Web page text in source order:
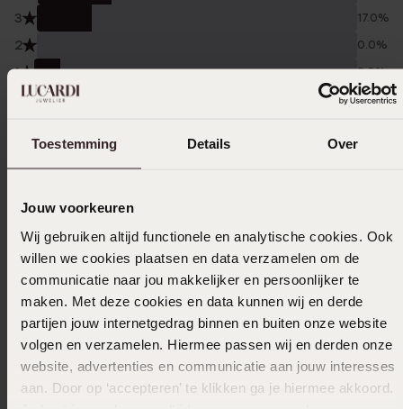
Toestemming Details Over
Jouw voorkeuren
Wij gebruiken altijd functionele en analytische cookies. Ook
willen we cookies plaatsen en data verzamelen om de
communicatie naar jou makkelijker en persoonlijker te
maken. Met deze cookies en data kunnen wij en derde
partijen jouw internetgedrag binnen en buiten onze website
volgen en verzamelen. Hiermee passen wij en derden onze
website, advertenties en communicatie aan jouw interesses
aan. Door op ‘accepteren’ te klikken ga je hiermee akkoord.
3 17.0%
2 0.0%
1 8.0%
Trusted shops
Filter
03-05-2026 - L T.
Prima product. Blij mee. Goed geholpen.
04-04-2026 - D v.
Prima